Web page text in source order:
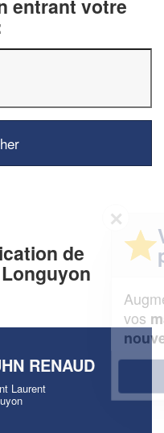
entrant votre
de
RENAUD
Laurent
?
chiffre d'affaireset
savoir plus